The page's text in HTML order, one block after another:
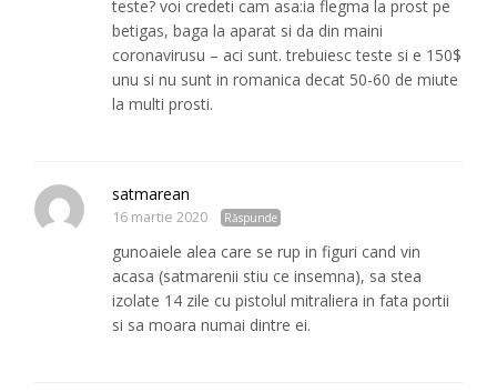
teste? voi credeti cam asa:ia flegma la prost pe
betigas, baga la aparat si da din maini
coronavirusu – aci sunt. trebuiesc teste si e 150$
unu si nu sunt in romanica decat 50-60 de miute
la multi prosti.
satmarean
16 martie 2020 Răspunde
gunoaiele alea care se rup in figuri cand vin
acasa (satmarenii stiu ce insemna), sa stea
izolate 14 zile cu pistolul mitraliera in fata portii
si sa moara numai dintre ei.